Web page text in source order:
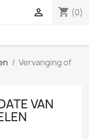
shopping_cart (0)

Vervanging of
VAN